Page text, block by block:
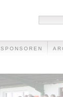
SPONSOREN